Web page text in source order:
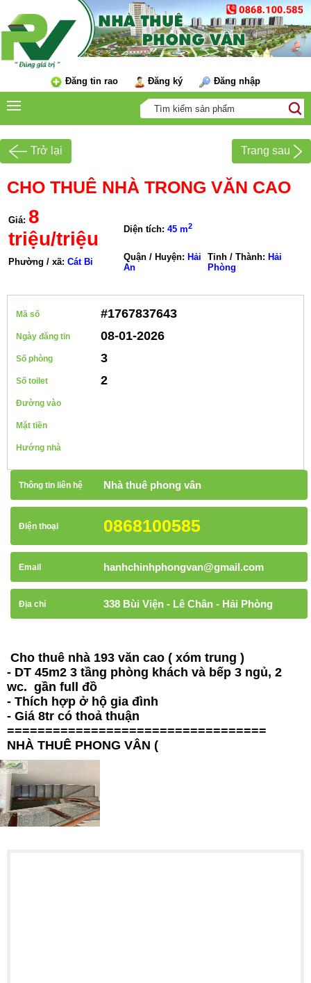
Đăng tin rao Đăng ký Đăng nhập
Trở lại Trang sau
CHO THUÊ NHÀ TRONG VĂN CAO
Giá: 8
triệu/triệu
Diện tích: 45 m2
Phường / xã: Cát Bi Quận / Huyện: Hải
An
Tỉnh / Thành: Hải
Phòng
Mã số #1767837643
Ngày đăng tin 08-01-2026
Số phòng 3
Số toilet 2
Đường vào
Mặt tiền
Hướng nhà
Thông tin liên hệ Nhà thuê phong vân
Điện thoại 0868100585
Email hanhchinhphongvan@gmail.com
Địa chỉ 338 Bùi Viện - Lê Chân - Hải Phòng
Cho thuê nhà 193 văn cao ( xóm trung )
- DT 45m2 3 tầng phòng khách và bếp 3 ngủ, 2
wc. gần full đồ
- Thích hợp ở hộ gia đình
- Giá 8tr có thoả thuận
==================================
NHÀ THUÊ PHONG VÂN (